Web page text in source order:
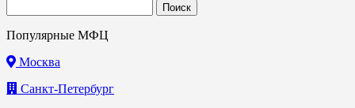
Популярные МФЦ
Москва
Санкт-Петербург